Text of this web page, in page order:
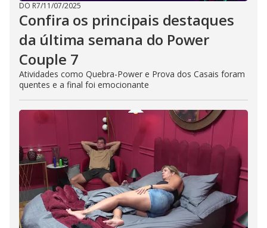
DO R7/11/07/2025
Confira os principais destaques
da última semana do Power
Couple 7
Atividades como Quebra-Power e Prova dos Casais foram
quentes e a final foi emocionante